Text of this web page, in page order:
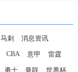
马刺 消息资讯
CBA 意甲 雷霆
勇士 曼联 世界杯